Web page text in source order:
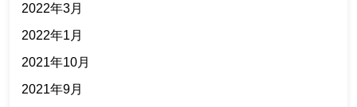
2022年3月
2022年1月
2021年10月
2021年9月